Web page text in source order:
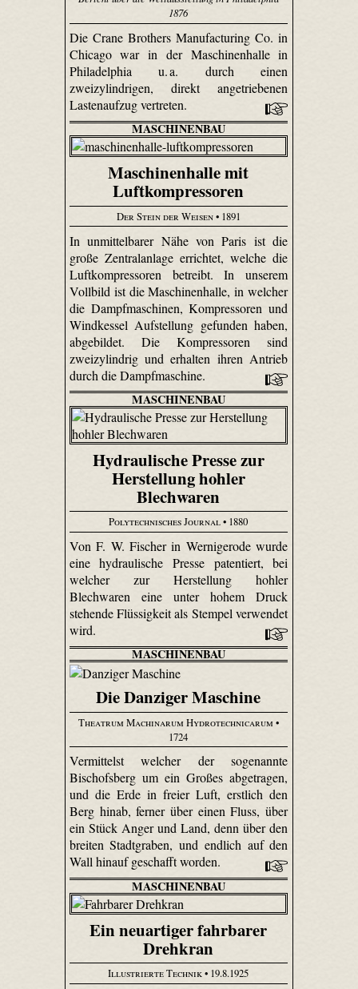
1876
Die Crane Brothers Manu­factu­ring Co. in
Chicago war in der Maschinenhalle in
Philadelphia u. a. durch einen
zweizylindrigen, direkt angetriebenen
Lastenaufzug vertreten.
MASCHINENBAU
Maschinenhalle mit
Luftkompressoren
Der Stein der Weisen• 1891
In unmittelbarer Nähe von Paris ist die
große Zentralanlage errichtet, welche die
Luftkompressoren betreibt. In unserem
Vollbild ist die Maschinenhalle, in welcher
die Dampfmaschinen, Kompressoren und
Windkessel Aufstellung gefunden haben,
abgebildet. Die Kompressoren sind
zweizylindrig und erhalten ihren Antrieb
durch die Dampfmaschine.
MASCHINENBAU
Hydraulische Presse zur
Herstellung hohler
Blechwaren
Polytechnisches Journal• 1880
Von F. W. Fischer in Wernigerode wurde
eine hydraulische Presse patentiert, bei
welcher zur Herstellung hohler
Blechwaren eine unter hohem Druck
stehende Flüssigkeit als Stempel verwendet
wird.
MASCHINENBAU
Die Danziger Maschine
Theatrum Machinarum Hydrotechnicarum •
1724
Vermittelst welcher der sogenannte
Bischofsberg um ein Großes abgetragen,
und die Erde in freier Luft, erstlich den
Berg hinab, ferner über einen Fluss, über
ein Stück Anger und Land, denn über den
breiten Stadtgraben, und endlich auf den
Wall hinauf geschafft worden.
MASCHINENBAU
Ein neuartiger fahrbarer
Drehkran
Illustrierte Technik• 19.8.1925